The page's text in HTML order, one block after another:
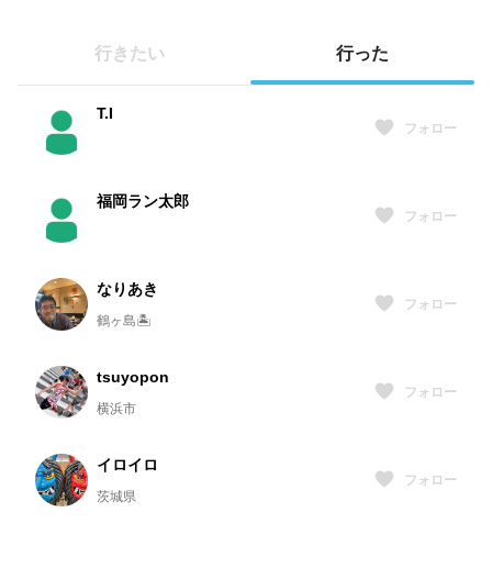
行きたい 行った
T.I
フォロー
福岡ラン太郎
フォロー
なりあき
鶴ヶ島🏝️
フォロー
tsuyopon
横浜市
フォロー
イロイロ
茨城県
フォロー